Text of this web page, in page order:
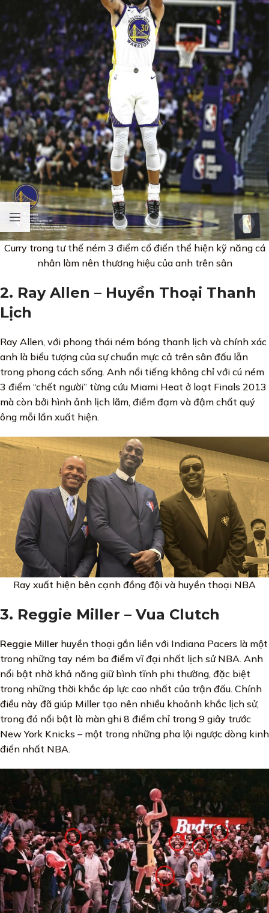
Curry trong tư thế ném 3 điểm cổ điển thể hiện kỹ năng cá
nhân làm nên thương hiệu của anh trên sân
2. Ray Allen – Huyền Thoại Thanh
Lịch
Ray Allen, với phong thái ném bóng thanh lịch và chính xác
anh là biểu tượng của sự chuẩn mực cả trên sân đấu lẫn
trong phong cách sống. Anh nổi tiếng không chỉ với cú ném
3 điểm “chết người” từng cứu Miami Heat ở loạt Finals 2013
mà còn bởi hình ảnh lịch lãm, điềm đạm và đậm chất quý
ông mỗi lần xuất hiện.
Ray xuất hiện bên cạnh đồng đội và huyền thoại NBA
3. Reggie Miller – Vua Clutch
Reggie Miller huyền thoại gắn liền với Indiana Pacers là một
trong những tay ném ba điểm vĩ đại nhất lịch sử NBA. Anh
nổi bật nhờ khả năng giữ bình tĩnh phi thường, đặc biệt
trong những thời khắc áp lực cao nhất của trận đấu. Chính
điều này đã giúp Miller tạo nên nhiều khoảnh khắc lịch sử,
trong đó nổi bật là màn ghi 8 điểm chỉ trong 9 giây trước
New York Knicks – một trong những pha lội ngược dòng kinh
điển nhất NBA.